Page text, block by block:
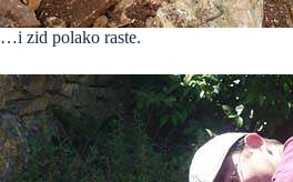
…i zid polako raste.